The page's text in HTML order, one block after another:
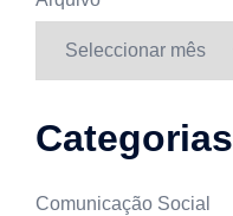
Categorias
Comunicação Social